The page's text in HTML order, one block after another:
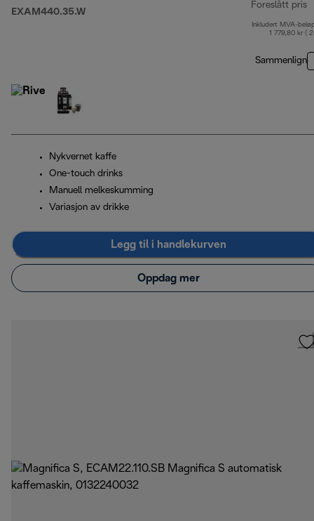
EXAM440.35.W
Foreslått pris
Inkludert MVA-
1 779,80 kr (
Sammenlign
Nykvernet kaffe
One-touch drinks
Manuell melkeskumming
Variasjon av drikke
Legg til i handlekurven
Oppdag mer